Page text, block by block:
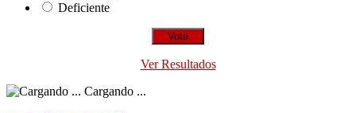
Deficiente
Ver Resultados
Cargando ...